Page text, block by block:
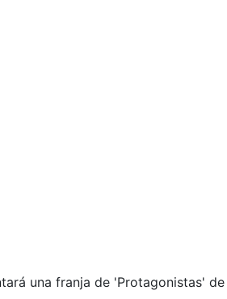
una franja de 'Protagonistas'